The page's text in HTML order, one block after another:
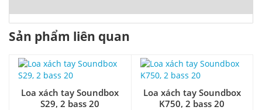
Sản phẩm liên quan
Loa xách tay Soundbox
S29, 2 bass 20
Loa xách tay Soundbox
K750, 2 bass 20